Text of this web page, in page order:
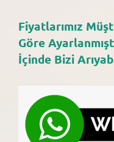
Fiyatlarımız
Göre
İçinde Bizi